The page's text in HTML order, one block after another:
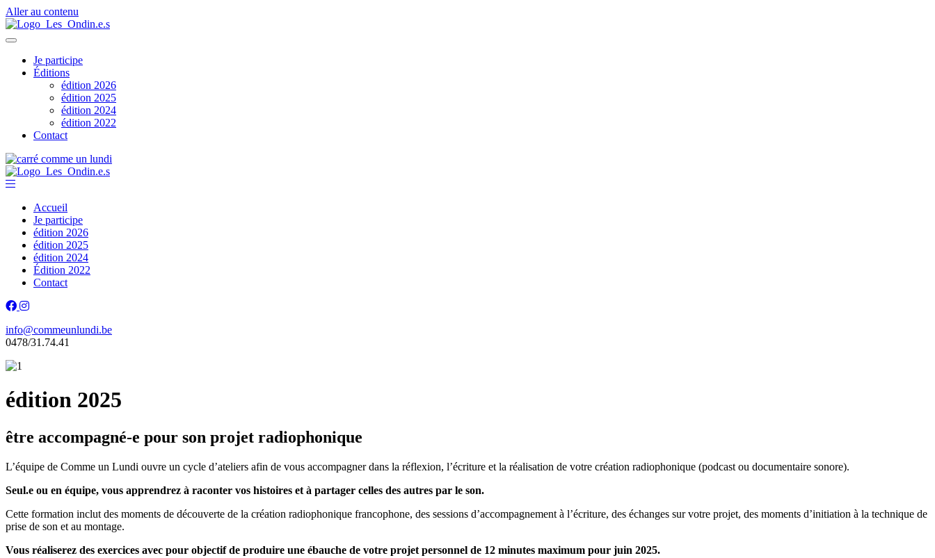
Aller au contenu
Je participe
Éditions
édition 2026
édition 2025
édition 2024
édition 2022
Contact
Accueil
Je participe
édition 2026
édition 2025
édition 2024
Édition 2022
Contact
info@commeunlundi.be
0478/31.74.41
édition 2025
être accompagné-e pour son projet radiophonique
L’équipe de Comme un Lundi ouvre un cycle d’ateliers afin de vous accompagner dans la réflexion, l’écriture et la réalisation de votre création radiophonique (podcast ou documentaire sonore).
Seul.e ou en équipe, vous apprendrez à raconter vos histoires et à partager celles des autres par le son.
Cette formation inclut des moments de découverte de la création radiophonique francophone, des sessions d’accompagnement à l’écriture, des échanges sur votre projet, des moments d’initiation à la technique de
prise de son et au montage.
Vous réaliserez des exercices avec pour objectif de produire une ébauche de votre projet personnel de 12 minutes maximum pour juin 2025.